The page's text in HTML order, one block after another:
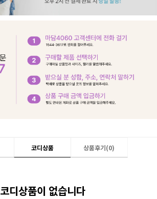
코디상품 상품후기(0)
코디상품이 없습니다